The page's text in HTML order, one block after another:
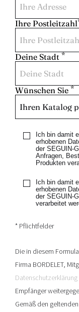
Ihre Postleitzahl
Deine Stadt *
Wünschen Sie *
Ich bin damit
erhobenen
der SEGUIN-
Anfragen,
Produkten
Ich bin damit
erhobenen
der SEGUIN-
verarbeitet
* Pflichtfelder
Die in diesem
Firma BORDELET,
Datenschutzerklärung
Empfänger
Gemäß den